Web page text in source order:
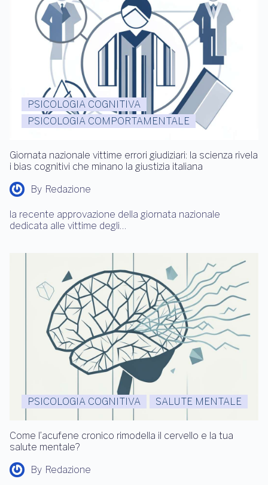
PSICOLOGIA COGNITIVA
PSICOLOGIA COMPORTAMENTALE
Giornata nazionale vittime errori giudiziari: la scienza rivela
i bias cognitivi che minano la giustizia italiana
By Redazione
la recente approvazione della giornata nazionale
dedicata alle vittime degli…
PSICOLOGIA COGNITIVA SALUTE MENTALE
Come l’acufene cronico rimodella il cervello e la tua
salute mentale?
By Redazione